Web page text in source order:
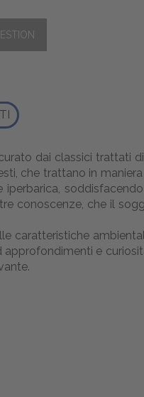
dai classici trattati
che trattano in
conoscenze, che il
caratteristiche
e